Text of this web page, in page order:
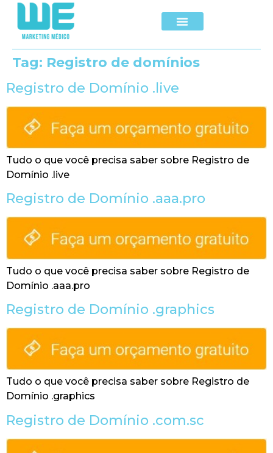
Tag: Registro de domínios
Registro de Domínio .live
Tudo o que você precisa saber sobre Registro de
Domínio .live
Registro de Domínio .aaa.pro
Tudo o que você precisa saber sobre Registro de
Domínio .aaa.pro
Registro de Domínio .graphics
Tudo o que você precisa saber sobre Registro de
Domínio .graphics
Registro de Domínio .com.sc